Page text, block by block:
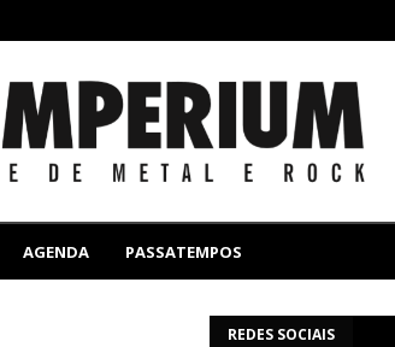
AGENDA PASSATEMPOS
REDES SOCIAIS